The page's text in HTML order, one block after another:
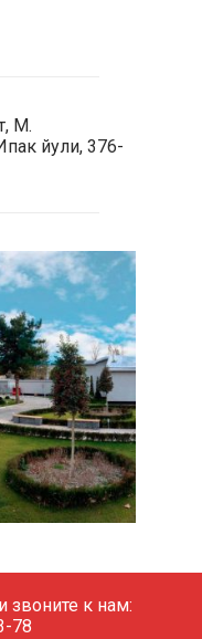
М.
йули, 376-
звоните к нам:
78